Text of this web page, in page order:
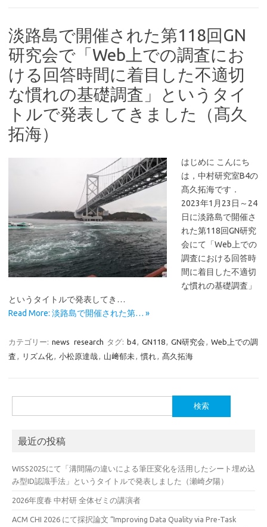
淡路島で開催された第118回GN
研究会で「Web上での調査にお
ける回答時間に着目した不適切
な慣れの基礎調査」というタイ
トルで発表してきました（髙久
拓海）
はじめに こんにち
は，中村研究室B4の
髙久拓海です．
2023年1月23日～24
日に淡路島で開催さ
れた第118回GN研究
会にて「Web上での
調査における回答時
間に着目した不適切
な慣れの基礎調査」
というタイトルで発表してき…
Read More: 淡路島で開催された第… »
カテゴリー: news research タグ: b4, GN118, GN研究会 , Web上での調
査 , リズム化, 小松原達哉, 山﨑郁未, 慣れ, 髙久拓海
索:
最近の投稿
WISS2025にて「溝間隔の違いによる筆圧変化を活用したシート埋め込
み型ID認識手法」というタイトルで発表しました（瀬崎夕陽）
2026年度春 中村研 全体ゼミの講演者
ACM CHI 2026 にて採択論文 “Improving Data Quality via Pre-Task